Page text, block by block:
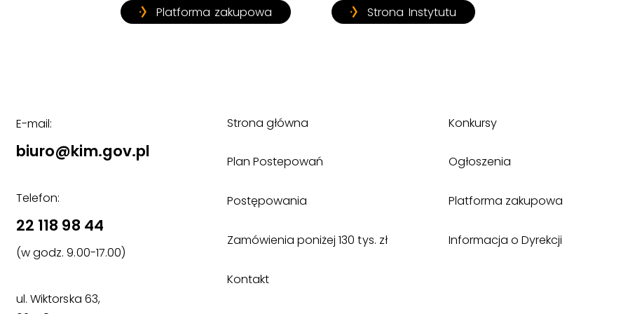
Platforma zakupowa Strona Instytutu
E-mail:
biuro@kim.gov.pl
Telefon:
22 118 98 44
(w godz. 9.00-17.00)
ul. Wiktorska 63,
Strona główna Konkursy
Plan Postepowań Ogłoszenia
Postępowania Platforma zakupowa
Zamówienia poniżej 130 tys. zł Informacja o Dyrekcji
Kontakt